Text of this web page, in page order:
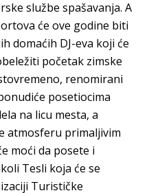
službe spašavanja. A
će ove godine biti
domaćih DJ-eva koji će
početak zimske
renomirani
posetiocima
na licu mesta, a
atmosferu primaljivim
moći da posete i
Tesli koja će se
Turističke